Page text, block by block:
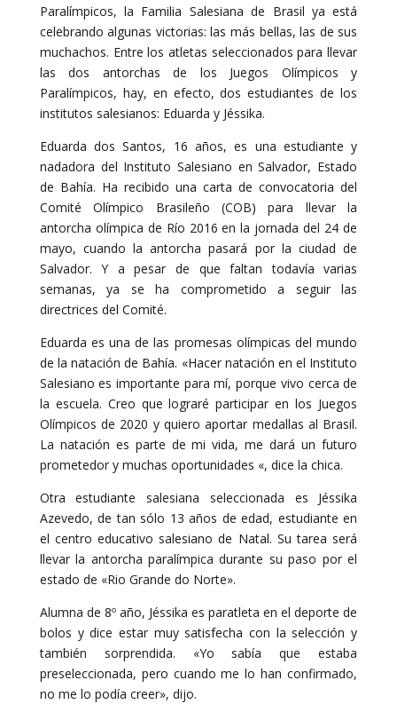
Paralímpicos, la Familia Salesiana de Brasil ya está
celebrando algunas victorias: las más bellas, las de sus
muchachos. Entre los atletas seleccionados para llevar
las dos antorchas de los Juegos Olímpicos y
Paralímpicos, hay, en efecto, dos estudiantes de los
institutos salesianos: Eduarda y Jéssika.
Eduarda dos Santos, 16 años, es una estudiante y
nadadora del Instituto Salesiano en Salvador, Estado
de Bahía. Ha recibido una carta de convocatoria del
Comité Olímpico Brasileño (COB) para llevar la
antorcha olímpica de Río 2016 en la jornada del 24 de
mayo, cuando la antorcha pasará por la ciudad de
Salvador. Y a pesar de que faltan todavía varias
semanas, ya se ha comprometido a seguir las
directrices del Comité.
Eduarda es una de las promesas olímpicas del mundo
de la natación de Bahía. «Hacer natación en el Instituto
Salesiano es importante para mí, porque vivo cerca de
la escuela. Creo que lograré participar en los Juegos
Olímpicos de 2020 y quiero aportar medallas al Brasil.
La natación es parte de mi vida, me dará un futuro
prometedor y muchas oportunidades «, dice la chica.
Otra estudiante salesiana seleccionada es Jéssika
Azevedo, de tan sólo 13 años de edad, estudiante en
el centro educativo salesiano de Natal. Su tarea será
llevar la antorcha paralímpica durante su paso por el
estado de «Rio Grande do Norte».
Alumna de 8º año, Jéssika es paratleta en el deporte de
bolos y dice estar muy satisfecha con la selección y
también sorprendida. «Yo sabía que estaba
preseleccionada, pero cuando me lo han confirmado,
no me lo podía creer», dijo.